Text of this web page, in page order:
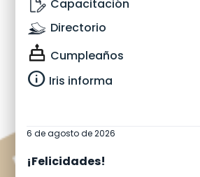
Capacitación
Directorio
Cumpleaños
info Iris informa
6 de agosto de 2026
¡Felicidades!